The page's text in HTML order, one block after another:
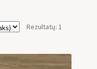
Rezultatų: 1